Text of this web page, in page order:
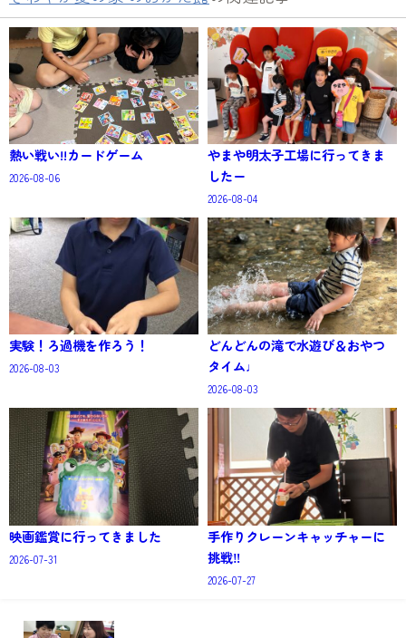
熱い戦い!!カードゲーム
2026-08-06
やまや明太子工場に行ってきま
したー
2026-08-04
実験！ろ過機を作ろう！
2026-08-03
どんどんの滝で水遊び＆おやつ
タイム♩
2026-08-03
映画鑑賞に行ってきました
2026-07-31
手作りクレーンキャッチャーに
挑戦‼️
2026-07-27